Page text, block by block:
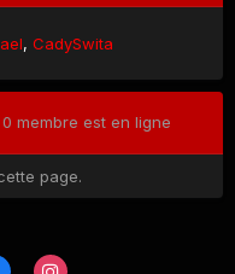
CadySwita
0 membre est en ligne
page.